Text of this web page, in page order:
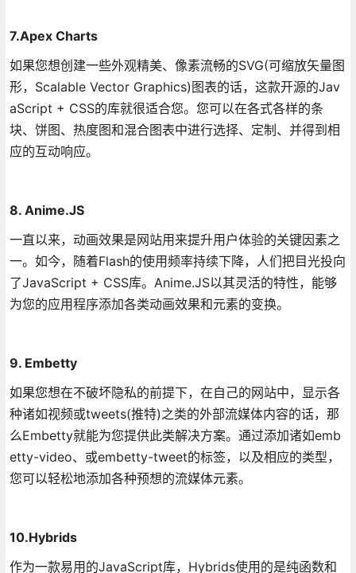
7.Apex Charts
如果您想创建一些外观精美、像素流畅的SVG(可缩放矢量图
形，Scalable Vector Graphics)图表的话，这款开源的Jav
aScript + CSS的库就很适合您。您可以在各式各样的条
块、饼图、热度图和混合图表中进行选择、定制、并得到相
应的互动响应。
8. Anime.JS
一直以来，动画效果是网站用来提升用户体验的关键因素之
一。如今，随着Flash的使用频率持续下降，人们把目光投向
了JavaScript + CSS库。Anime.JS以其灵活的特性，能够
为您的应用程序添加各类动画效果和元素的变换。
9. Embetty
如果您想在不破坏隐私的前提下，在自己的网站中，显示各
种诸如视频或tweets(推特)之类的外部流媒体内容的话，那
么Embetty就能为您提供此类解决方案。通过添加诸如emb
etty-video、或embetty-tweet的标签，以及相应的类型，
您可以轻松地添加各种预想的流媒体元素。
10.Hybrids
作为一款易用的JavaScript库，Hybrids使用的是纯函数和